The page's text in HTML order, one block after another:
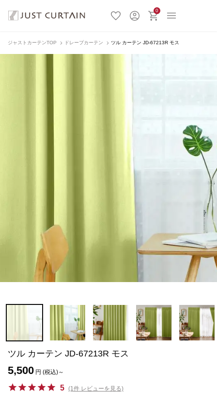
0
ジャストカーテンTOP ドレープカーテン ツル カーテン JD-67213R モス
ツル カーテン JD-67213R モス
5,500 円 (税込)～
5 (1件 レビューを見る)